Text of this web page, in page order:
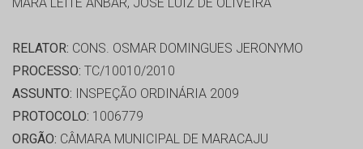
MARA LEITE ANBAR, JOSÉ LUIZ DE OLIVEIRA
RELATOR: CONS. OSMAR DOMINGUES JERONYMO
PROCESSO: TC/10010/2010
ASSUNTO: INSPEÇÃO ORDINÁRIA 2009
PROTOCOLO: 1006779
ORGÃO: CÂMARA MUNICIPAL DE MARACAJU